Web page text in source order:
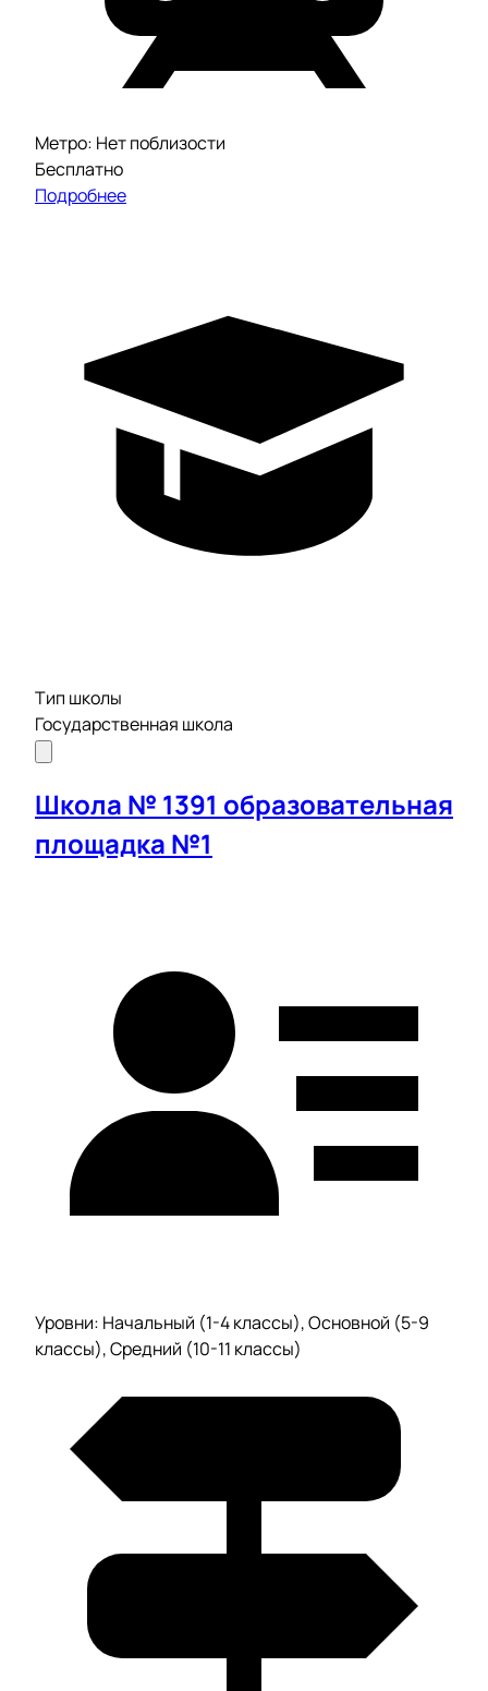
Метро: Нет поблизости
Бесплатно
Подробнее
Тип школы
Государственная школа
Школа № 1391 образовательная
площадка №1
Уровни: Начальный (1-4 классы), Основной (5-9
классы), Средний (10-11 классы)